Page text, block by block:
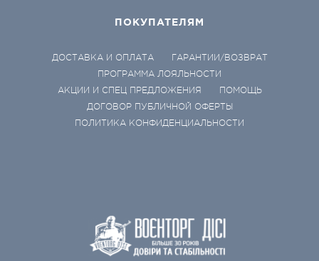
ПОКУПАТЕЛЯМ
ДОСТАВКА И ОПЛАТА
ГАРАНТИИ/ВОЗВРАТ
ПРОГРАММА ЛОЯЛЬНОСТИ
АКЦИИ И СПЕЦ ПРЕДЛОЖЕНИЯ
ПОМОЩЬ
ДОГОВОР ПУБЛИЧНОЙ ОФЕРТЫ
ПОЛИТИКА КОНФИДЕНЦИАЛЬНОСТИ